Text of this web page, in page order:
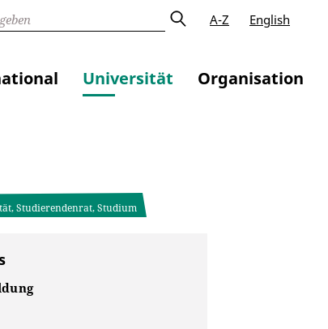
A-Z English
Universität Organisation
Studierendenrat, Studium